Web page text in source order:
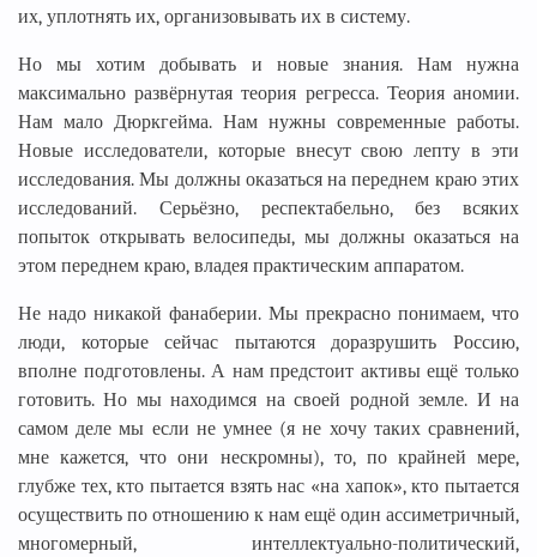
их, уплотнять их, организовывать их в систему.
Но мы хотим добывать и новые знания. Нам нужна
максимально развёрнутая теория регресса. Теория аномии.
Нам мало Дюркгейма. Нам нужны современные работы.
Новые исследователи, которые внесут свою лепту в эти
исследования. Мы должны оказаться на переднем краю этих
исследований. Серьёзно, респектабельно, без всяких
попыток открывать велосипеды, мы должны оказаться на
этом переднем краю, владея практическим аппаратом.
Не надо никакой фанаберии. Мы прекрасно понимаем, что
люди, которые сейчас пытаются доразрушить Россию,
вполне подготовлены. А нам предстоит активы ещё только
готовить. Но мы находимся на своей родной земле. И на
самом деле мы если не умнее (я не хочу таких сравнений,
мне кажется, что они нескромны), то, по крайней мере,
глубже тех, кто пытается взять нас «на хапок», кто пытается
осуществить по отношению к нам ещё один ассиметричный,
многомерный, интеллектуально-политический,